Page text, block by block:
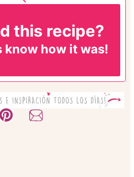
this recipe?
know how it was!